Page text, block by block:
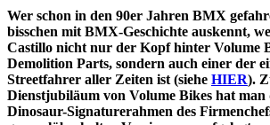
Wer schon in den 90er Jahren BMX
bisschen mit BMX-Geschichte auskennt,
Castillo nicht nur der Kopf hinter Volume
Demolition Parts, sondern auch einer der
Streetfahrer aller Zeiten ist (siehe HIER).
Dienstjubiläum von Volume Bikes hat
Dinosaur-Signaturerahmen des